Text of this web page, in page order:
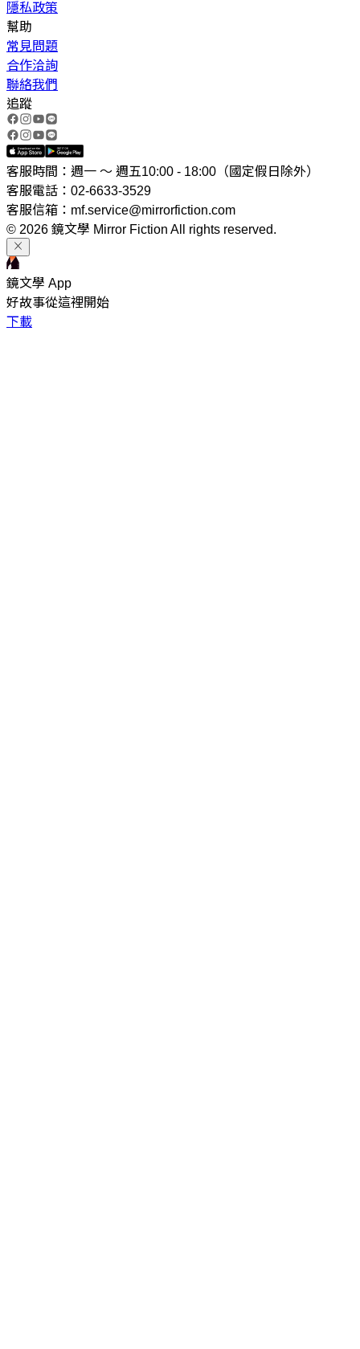
隱私政策
幫助
常見問題
合作洽詢
聯絡我們
追蹤
客服時間：週一 ～ 週五10:00 - 18:00（國定假日除外）
客服電話：02-6633-3529
客服信箱：mf.service@mirrorfiction.com
© 2026 鏡文學 Mirror Fiction All rights reserved.
鏡文學 App
好故事從這裡開始
下載